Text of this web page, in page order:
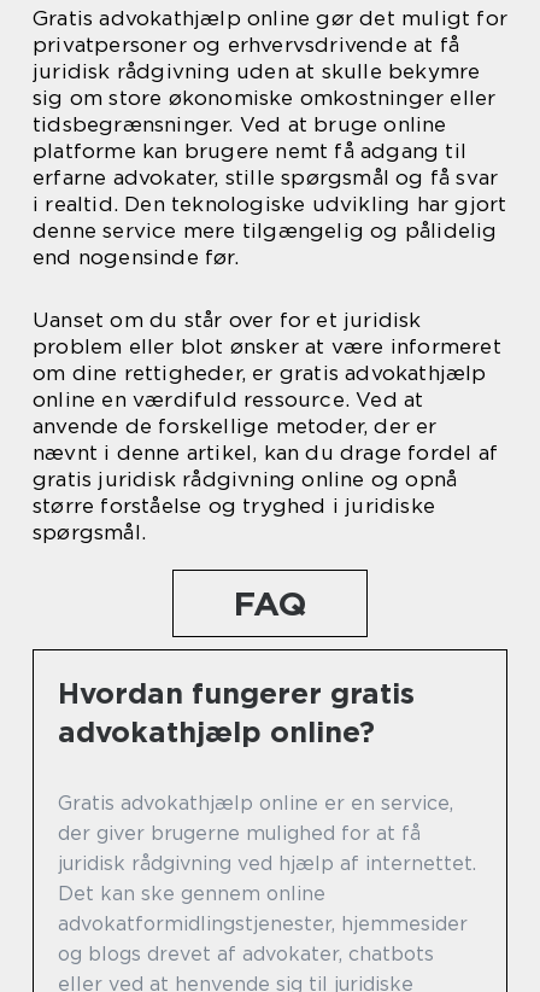
Gratis advokathjælp online gør det muligt for
privatpersoner og erhvervsdrivende at få
juridisk rådgivning uden at skulle bekymre
sig om store økonomiske omkostninger eller
tidsbegrænsninger. Ved at bruge online
platforme kan brugere nemt få adgang til
erfarne advokater, stille spørgsmål og få svar
i realtid. Den teknologiske udvikling har gjort
denne service mere tilgængelig og pålidelig
end nogensinde før.
Uanset om du står over for et juridisk
problem eller blot ønsker at være informeret
om dine rettigheder, er gratis advokathjælp
online en værdifuld ressource. Ved at
anvende de forskellige metoder, der er
nævnt i denne artikel, kan du drage fordel af
gratis juridisk rådgivning online og opnå
større forståelse og tryghed i juridiske
spørgsmål.
FAQ
Hvordan fungerer gratis
advokathjælp online?
Gratis advokathjælp online er en service,
der giver brugerne mulighed for at få
juridisk rådgivning ved hjælp af internettet.
Det kan ske gennem online
advokatformidlingstjenester, hjemmesider
og blogs drevet af advokater, chatbots
eller ved at henvende sig til juridiske